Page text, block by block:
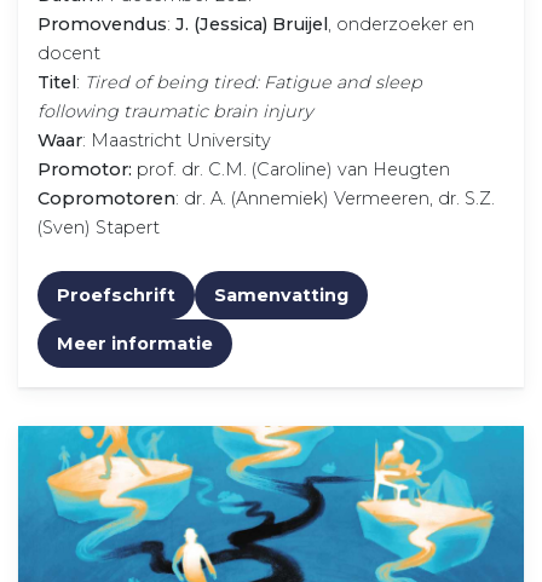
Promovendus: J. (Jessica) Bruijel, onderzoeker en
docent
Titel: Tired of being tired: Fatigue and sleep
following traumatic brain injury
Waar: Maastricht University
Promotor: prof. dr. C.M. (Caroline) van Heugten
Copromotoren: dr. A. (Annemiek) Vermeeren, dr. S.Z.
(Sven) Stapert
Proefschrift Samenvatting
Meer informatie